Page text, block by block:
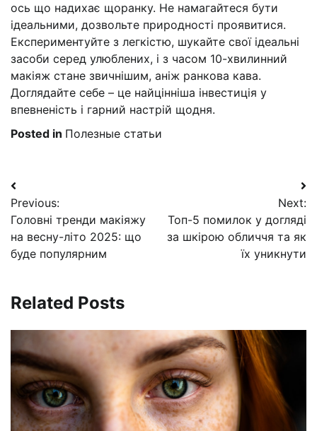
ось що надихає щоранку. Не намагайтеся бути
ідеальними, дозвольте природності проявитися.
Експериментуйте з легкістю, шукайте свої ідеальні
засоби серед улюблених, і з часом 10-хвилинний
макіяж стане звичнішим, аніж ранкова кава.
Доглядайте себе – це найцінніша інвестиція у
впевненість і гарний настрій щодня.
Posted in Полезные статьи
Навигация
по
записям
Previous:
Головні тренди макіяжу
на весну-літо 2025: що
буде популярним
Next:
Топ-5 помилок у догляді
за шкірою обличчя та як
їх уникнути
Related Posts